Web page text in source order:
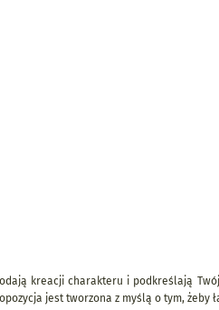
kreacji charakteru i podkreślają
jest tworzona z myślą o tym, żeby